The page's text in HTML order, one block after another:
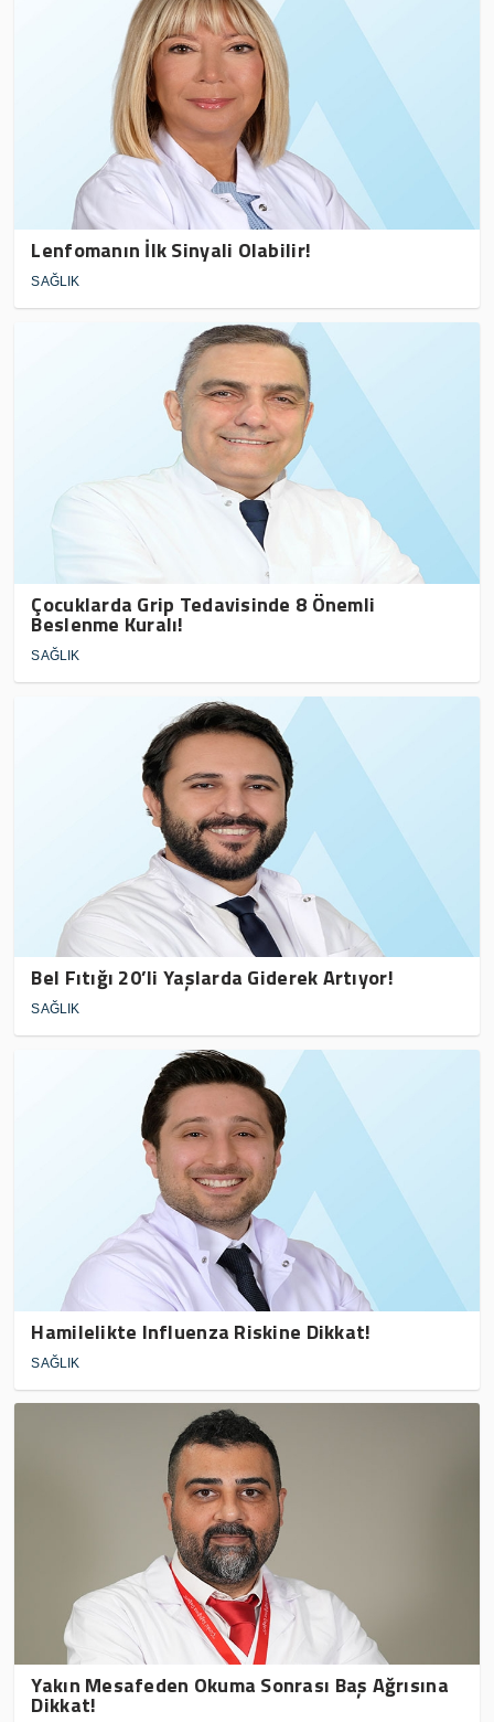
Lenfomanın İlk Sinyali Olabilir!
SAĞLIK
Çocuklarda Grip Tedavisinde 8 Önemli
Beslenme Kuralı!
SAĞLIK
Bel Fıtığı 20’li Yaşlarda Giderek Artıyor!
SAĞLIK
Hamilelikte Influenza Riskine Dikkat!
SAĞLIK
Yakın Mesafeden Okuma Sonrası Baş Ağrısına
Dikkat!